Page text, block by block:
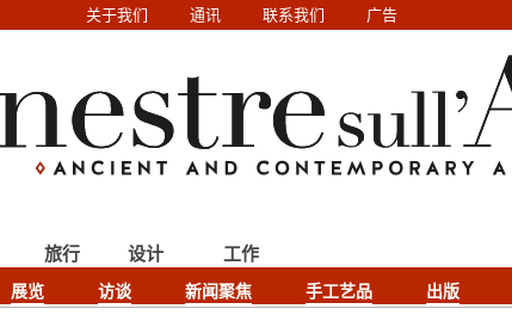
关于我们 通讯 联系我们 广告
展览 访谈 新闻聚焦 手工艺品 出版
旅行 设计 工作